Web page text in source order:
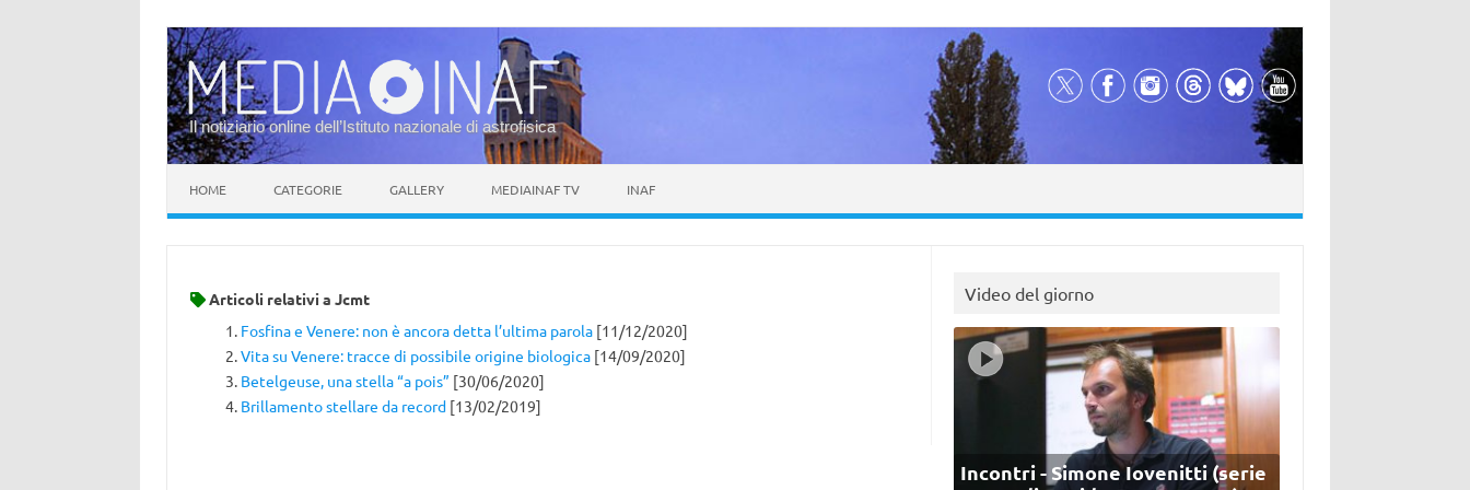
Il notiziario online dell’Istituto nazionale di astrofisica
HOME CATEGORIE GALLERY MEDIAINAF TV INAF
Articoli relativi a Jcmt
Fosfina e Venere: non è ancora detta l’ultima parola[11/12/2020]
Vita su Venere: tracce di possibile origine biologica[14/09/2020]
Betelgeuse, una stella “a pois” [30/06/2020]
Brillamento stellare da record[13/02/2019]
Video del giorno
Incontri - Simone Iovenitti (serie